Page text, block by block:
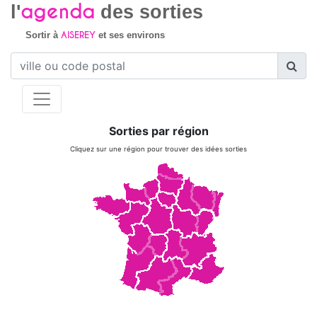
l'agenda des sorties
Sortir à AISEREYet ses environs
Sorties par région
Cliquez sur une région pour trouver des idées sorties